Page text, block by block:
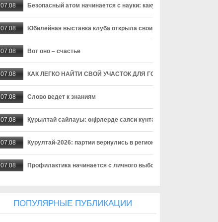
07.08 Безопасный атом начинается с науки: какую роль играют
07.08 Юбилейная выставка клуба открыла свои двери
07.08 Вот оно – счастье
07.08 КАК ЛЕГКО НАЙТИ СВОЙ УЧАСТОК ДЛЯ ГОЛОСОВАНИЯ?
07.08 Слово ведет к знаниям
07.08 Құрылтай сайлауы: өңірлерде саяси күнтәртібі қалай түзіледі?
07.08 Курултай-2026: партии вернулись в регионы после дебатов
07.08 Профилактика начинается с личного выбора
ПОПУЛЯРНЫЕ ПУБЛИКАЦИИ